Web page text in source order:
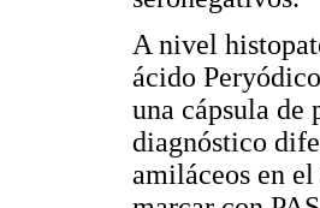
A nivel
ácido
una cápsula
diagnóstico
amiláceos en